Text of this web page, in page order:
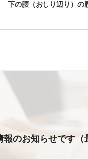
下の腰（おしり辺り）の
のお知らせです（